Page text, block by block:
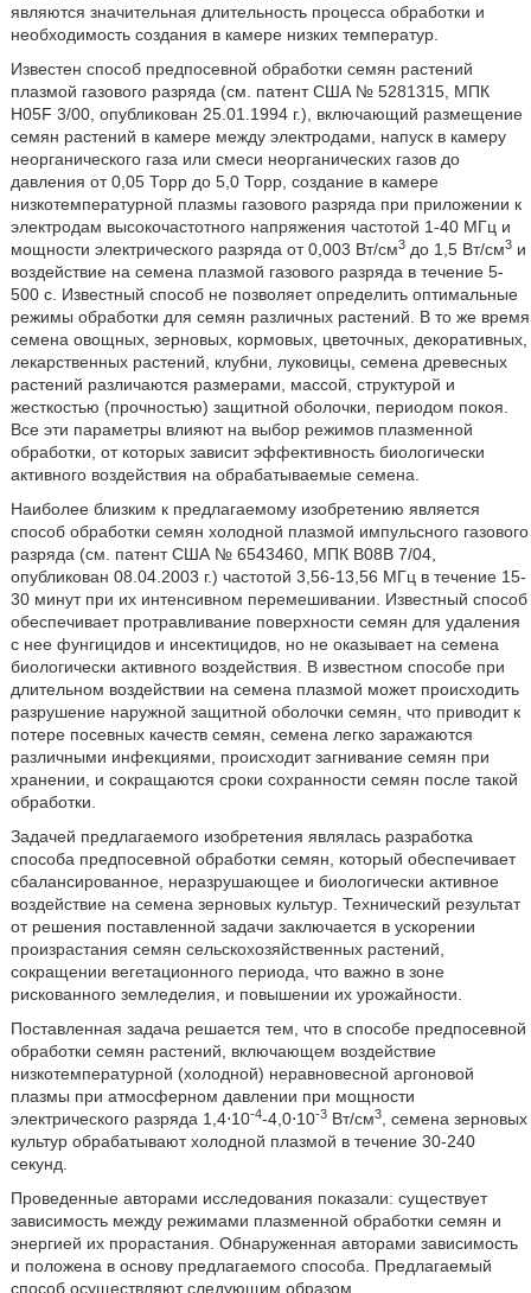
являются значительная длительность процесса обработки и
необходимость создания в камере низких температур.
Известен способ предпосевной обработки семян растений
плазмой газового разряда (см. патент США № 5281315, МПК
H05F 3/00, опубликован 25.01.1994 г.), включающий размещение
семян растений в камере между электродами, напуск в камеру
неорганического газа или смеси неорганических газов до
давления от 0,05 Торр до 5,0 Торр, создание в камере
низкотемпературной плазмы газового разряда при приложении к
электродам высокочастотного напряжения частотой 1-40 МГц и
мощности электрического разряда от 0,003 Вт/см3до 1,5 Вт/см3и
воздействие на семена плазмой газового разряда в течение 5-
500 с. Известный способ не позволяет определить оптимальные
режимы обработки для семян различных растений. В то же время
семена овощных, зерновых, кормовых, цветочных, декоративных,
лекарственных растений, клубни, луковицы, семена древесных
растений различаются размерами, массой, структурой и
жесткостью (прочностью) защитной оболочки, периодом покоя.
Все эти параметры влияют на выбор режимов плазменной
обработки, от которых зависит эффективность биологически
активного воздействия на обрабатываемые семена.
Наиболее близким к предлагаемому изобретению является
способ обработки семян холодной плазмой импульсного газового
разряда (см. патент США № 6543460, МПК В08В 7/04,
опубликован 08.04.2003 г.) частотой 3,56-13,56 МГц в течение 15-
30 минут при их интенсивном перемешивании. Известный способ
обеспечивает протравливание поверхности семян для удаления
с нее фунгицидов и инсектицидов, но не оказывает на семена
биологически активного воздействия. В известном способе при
длительном воздействии на семена плазмой может происходить
разрушение наружной защитной оболочки семян, что приводит к
потере посевных качеств семян, семена легко заражаются
различными инфекциями, происходит загнивание семян при
хранении, и сокращаются сроки сохранности семян после такой
обработки.
Задачей предлагаемого изобретения являлась разработка
способа предпосевной обработки семян, который обеспечивает
сбалансированное, неразрушающее и биологически активное
воздействие на семена зерновых культур. Технический результат
от решения поставленной задачи заключается в ускорении
произрастания семян сельскохозяйственных растений,
сокращении вегетационного периода, что важно в зоне
рискованного земледелия, и повышении их урожайности.
Поставленная задача решается тем, что в способе предпосевной
обработки семян растений, включающем воздействие
низкотемпературной (холодной) неравновесной аргоновой
плазмы при атмосферном давлении при мощности
электрического разряда 1,4⋅10-4-4,0⋅10-3Вт/см3, семена зерновых
культур обрабатывают холодной плазмой в течение 30-240
секунд.
Проведенные авторами исследования показали: существует
зависимость между режимами плазменной обработки семян и
энергией их прорастания. Обнаруженная авторами зависимость
и положена в основу предлагаемого способа. Предлагаемый
способ осуществляют следующим образом.